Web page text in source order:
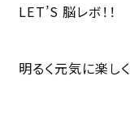
LET’S 脳レボ！！
明るく元気に楽し